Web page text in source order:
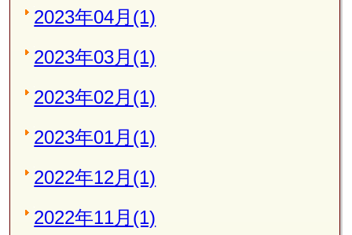
2023年04月(1)
2023年03月(1)
2023年02月(1)
2023年01月(1)
2022年12月(1)
2022年11月(1)